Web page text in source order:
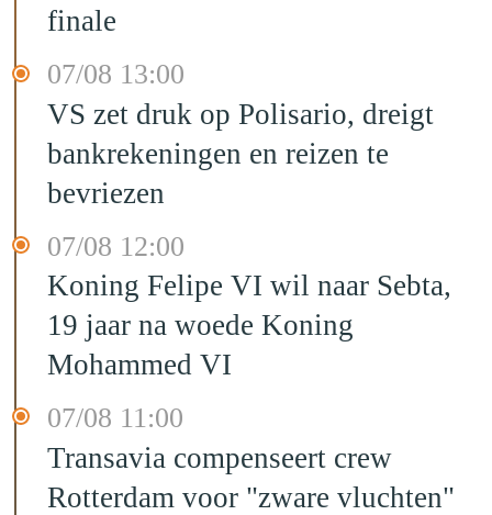
finale
07/08 13:00
VS zet druk op Polisario, dreigt
bankrekeningen en reizen te
bevriezen
07/08 12:00
Koning Felipe VI wil naar Sebta,
19 jaar na woede Koning
Mohammed VI
07/08 11:00
Transavia compenseert crew
Rotterdam voor "zware vluchten"